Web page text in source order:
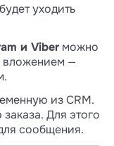
уходить
и Viber можно
вложением —
из CRM.
Для этого
сообщения.